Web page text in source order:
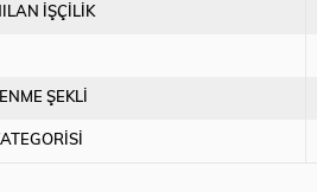
İŞÇİLİK
ŞEKLİ